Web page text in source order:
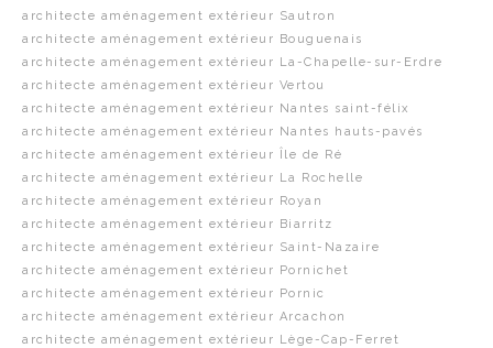
architecte aménagement extérieur Sautron
architecte aménagement extérieur Bouguenais
architecte aménagement extérieur La-Chapelle-sur-Erdre
architecte aménagement extérieur Vertou
architecte aménagement extérieur Nantes saint-félix
architecte aménagement extérieur Nantes hauts-pavés
architecte aménagement extérieur Île de Ré
architecte aménagement extérieur La Rochelle
architecte aménagement extérieur Royan
architecte aménagement extérieur Biarritz
architecte aménagement extérieur Saint-Nazaire
architecte aménagement extérieur Pornichet
architecte aménagement extérieur Pornic
architecte aménagement extérieur Arcachon
architecte aménagement extérieur Lège-Cap-Ferret